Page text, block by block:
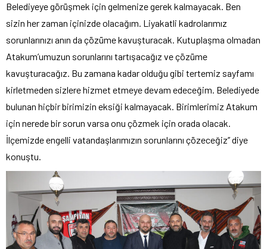
Belediyeye görüşmek için gelmenize gerek kalmayacak. Ben
sizin her zaman içinizde olacağım. Liyakatli kadrolarımız
sorunlarınızı anın da çözüme kavuşturacak. Kutuplaşma olmadan
Atakum’umuzun sorunlarını tartışacağız ve çözüme
kavuşturacağız. Bu zamana kadar olduğu gibi tertemiz sayfamı
kirletmeden sizlere hizmet etmeye devam edeceğim. Belediyede
bulunan hiçbir birimizin eksiği kalmayacak. Birimlerimiz Atakum
için nerede bir sorun varsa onu çözmek için orada olacak.
İlçemizde engelli vatandaşlarımızın sorunlarını çözeceğiz’’ diye
konuştu.